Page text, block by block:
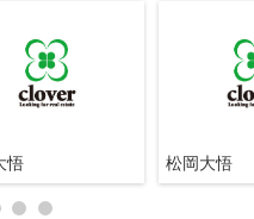
悟 松岡大悟